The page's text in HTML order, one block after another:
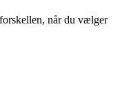
når du vælger